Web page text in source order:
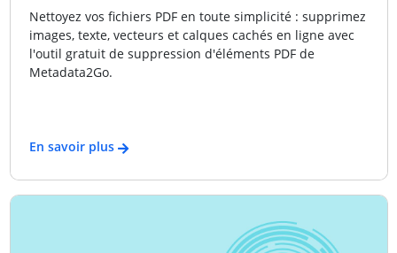
Nettoyez vos fichiers PDF en toute simplicité : supprimez
images, texte, vecteurs et calques cachés en ligne avec
l'outil gratuit de suppression d'éléments PDF de
Metadata2Go.
En savoir plus